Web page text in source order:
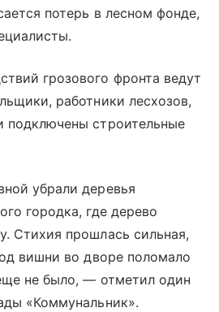
потерь в лесном фонде,
грозового фронта ведут
работники лесхозов,
подключены строительные
убрали деревья
городка, где дерево
Стихия прошлась сильная,
вишни во дворе поломало
не было, — отметил один
«Коммунальник».